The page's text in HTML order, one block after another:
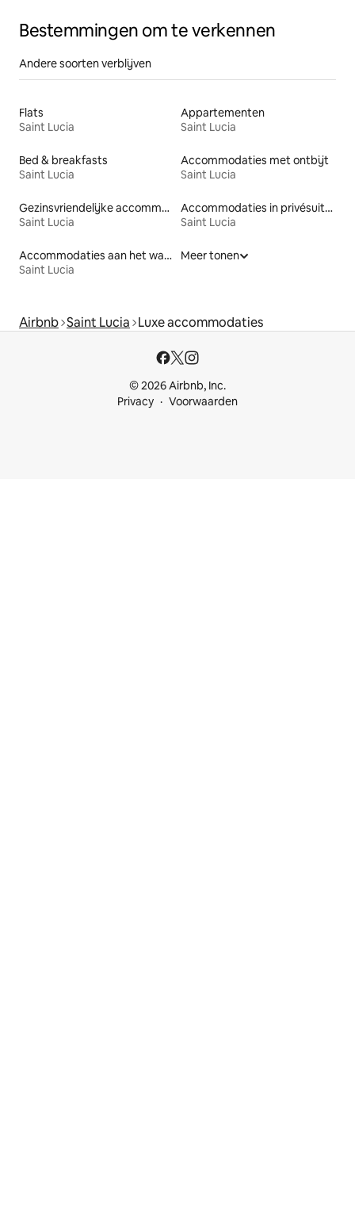
Bestemmingen om te verkennen
Andere soorten verblijven
Flats
Saint Lucia
Appartementen
Saint Lucia
Bed & breakfasts
Saint Lucia
Accommodaties met ontbijt
Saint Lucia
Gezinsvriendelijke accommodaties
Saint Lucia
Accommodaties in privésuites
Saint Lucia
Accommodaties aan het water
Saint Lucia
Meer tonen
Airbnb Saint Lucia Luxe accommodaties
© 2026 Airbnb, Inc.
Privacy
Voorwaarden